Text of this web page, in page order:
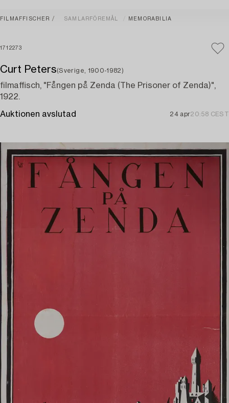
FILMAFFISCHER SAMLARFÖREMÅL MEMORABILIA
1712273
Curt Peters(Sverige, 1900-1982)
filmaffisch, "Fången på Zenda (The Prisoner of Zenda)",
1922.
Auktionen avslutad 24 apr20:58 CEST